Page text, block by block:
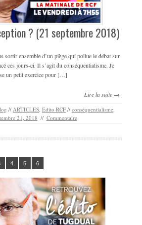
? (21 septembre 2018)
sortir ensemble d’un piège qui pollue le débat sur
ces jours-ci. Il s’agit du conséquentialisme. Je
un petit exercice pour […]
Lire la suite →
// ARTICLES Edito RCF // conséquentialisme
21, 2018 // Commentaire
4 5 6